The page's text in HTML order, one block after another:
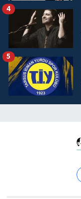
4
5